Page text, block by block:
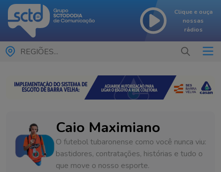
Clique e ouça
nossas
rádios
REGIÕES...
Caio Maximiano
O futebol tubaronense como você nunca viu:
bastidores, contratações, histórias e tudo o
que move o nosso esporte.